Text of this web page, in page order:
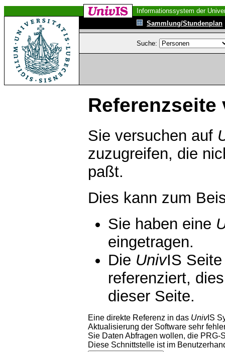
Informationssystem der
Sammlung/Stundenplan
Suche:
Referenzseite
Sie versuchen auf
zuzugreifen, die
paßt.
Dies kann zum
Sie haben eine
eingetragen.
Die UnivIS
referenziert,
dieser Seite.
Eine direkte Referenz in das UnivIS
Aktualisierung der Software sehr
Sie Daten Abfragen wollen, die PRG-
Diese Schnittstelle ist im